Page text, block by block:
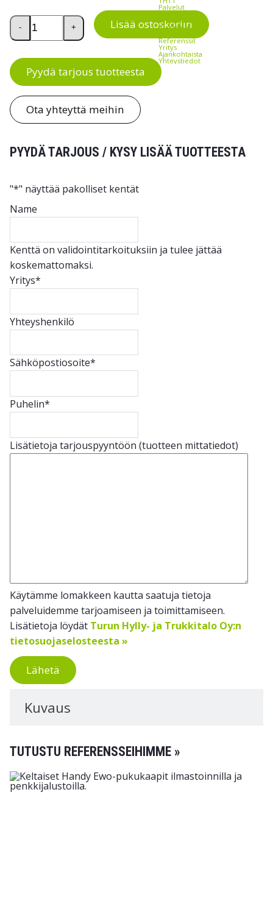
Palvelut
Trukkihuolto
Vuokraus
Referenssit
Yritys
Ajankohtaista
Yhteystiedot
Varoitusteippi, varovasti määrä
- + Lisää ostoskoriin
Pyydä tarjous tuotteesta
Ota yhteyttä meihin
PYYDÄ TARJOUS / KYSY LISÄÄ TUOTTEESTA
"*" näyttää pakolliset kentät
Name
Kenttä on validointitarkoituksiin ja tulee jättää
koskemattomaksi.
Yritys*
Yhteyshenkilö
Sähköpostiosoite*
Puhelin*
Lisätietoja tarjouspyyntöön (tuotteen mittatiedot)
Käytämme lomakkeen kautta saatuja tietoja
palveluidemme tarjoamiseen ja toimittamiseen.
Lisätietoja löydät Turun Hylly- ja Trukkitalo Oy:n
tietosuojaselosteesta »
Lähetä
Kuvaus
TUTUSTU REFERENSSEIHIMME »